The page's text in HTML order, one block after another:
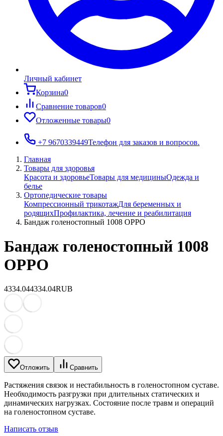
Личный кабинет
Корзина0
Сравнение товаров0
Отложенные товары0
+7 9670339449Телефон для заказов и вопросов.
Главная
Товары для здоровья
Красота и здоровьеТовары для медициныОдежда и
белье
Ортопедические товары
Компрессионный трикотажДля беременных и
родящихПрофилактика, лечение и реабилитация
Бандаж голеностопный 1008 OPPO
Бандаж голеностопный 1008
OPPO
4334.044334.04RUB
Отложить Сравнить
Растяжения связок и нестабильность в голеностопном суставе.
Необходимость разгрузки при длительных статических и
динамических нагрузках. Состояние после травм и операций
на голеностопном суставе.
Написать отзыв